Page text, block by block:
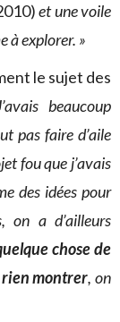
et une voile
à explorer. »
le sujet des
beaucoup
pas faire d’aile
fou que j’avais
des idées pour
on a d’ailleurs
chose de
rien montrer, on